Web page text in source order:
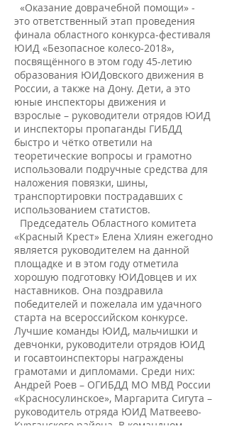
«Оказание доврачебной помощи» -
это ответственный этап проведения
финала областного конкурса-фестиваля
ЮИД «Безопасное колесо-2018»,
посвящённого в этом году 45-летию
образования ЮИДовского движения в
России, а также на Дону. Дети, а это
юные инспекторы движения и
взрослые – руководители отрядов ЮИД
и инспекторы пропаганды ГИБДД
быстро и чётко ответили на
теоретические вопросы и грамотно
использовали подручные средства для
наложения повязки, шины,
транспортировки пострадавших с
использованием статистов.
Председатель Областного комитета
«Красный Крест» Елена Хлиян ежегодно
является руководителем на данной
площадке и в этом году отметила
хорошую подготовку ЮИДовцев и их
наставников. Она поздравила
победителей и пожелала им удачного
старта на всероссийском конкурсе.
Лучшие команды ЮИД, мальчишки и
девчонки, руководители отрядов ЮИД
и госавтоинспекторы награждены
грамотами и дипломами. Среди них:
Андрей Роев – ОГИБДД МО МВД России
«Красносулинское», Маргарита Сигута –
руководитель отряда ЮИД Матвеево-
Курганского района. В командном